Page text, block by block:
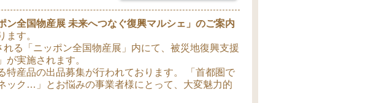
ン全国物産展 未来へつなぐ復興マルシェ」のご案内
す。
る「ニッポン全国物産展」内にて、被災地復興支援
実施されます。
特産品の出品募集が行われております。 「首都圏で
ック…」とお悩みの事業者様にとって、大変魅力的